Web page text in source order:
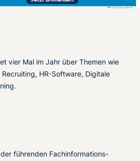
vier Mal im Jahr über Themen wie
HR-Software, Digitale
führenden Fachinformations-